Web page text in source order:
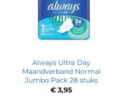
Always Ultra Day
Maandverband Normal
Jumbo Pack 28 stuks
€ 3,95